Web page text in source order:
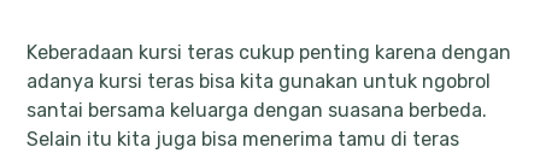
Keberadaan kursi teras cukup penting karena dengan
adanya kursi teras bisa kita gunakan untuk ngobrol
santai bersama keluarga dengan suasana berbeda.
Selain itu kita juga bisa menerima tamu di teras